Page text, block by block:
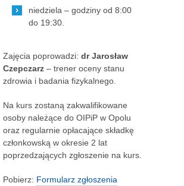
niedziela – godziny od 8:00
do 19:30.
Zajęcia poprowadzi: dr Jarosław
Czepczarz – trener oceny stanu
zdrowia i badania fizykalnego.
Na kurs zostaną zakwalifikowane
osoby należące do OIPiP w Opolu
oraz regularnie opłacające składkę
członkowską w okresie 2 lat
poprzedzających zgłoszenie na kurs.
Pobierz: Formularz zgłoszenia